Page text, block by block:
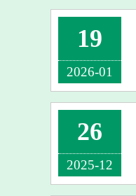
19
2026-01
26
2025-12